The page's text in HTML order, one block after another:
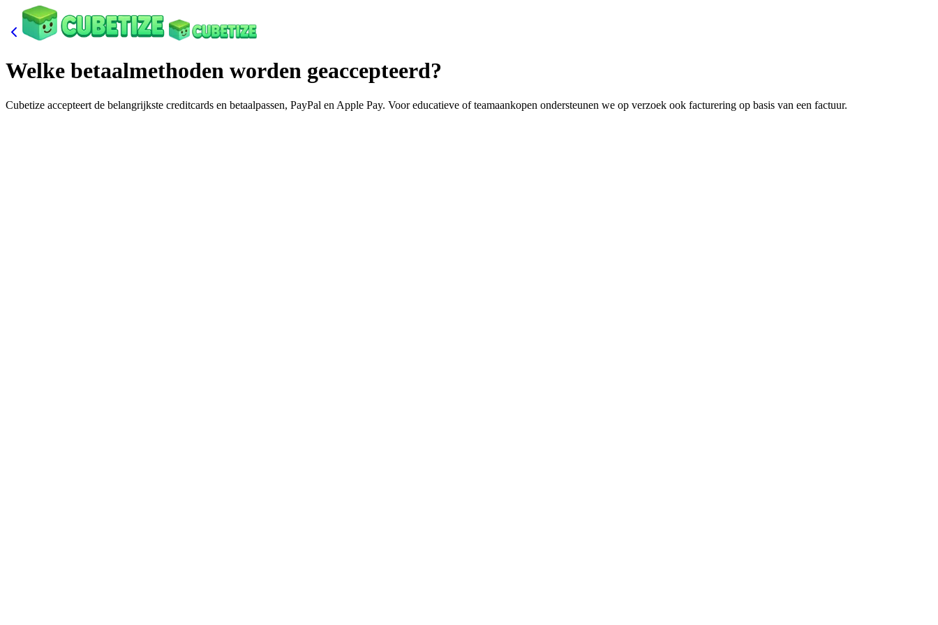
Welke betaalmethoden worden geaccepteerd?
Cubetize accepteert de belangrijkste creditcards en betaalpassen, PayPal en Apple Pay. Voor educatieve of teamaankopen ondersteunen we op verzoek ook facturering op basis van een factuur.